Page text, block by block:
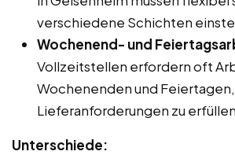
verschiedene Schichten
Wochenend- und
Vollzeitstellen erfordern oft
Wochenenden und
Lieferanforderungen zu
Unterschiede: